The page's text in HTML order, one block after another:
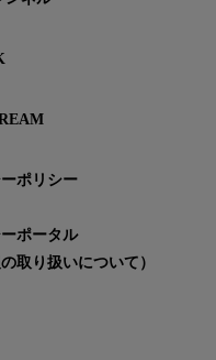
ポリシー
ポータル
取り扱いについて）